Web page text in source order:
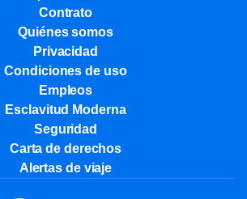
Contrato
Quiénes somos
Privacidad
Condiciones de uso
Empleos
Esclavitud Moderna
Seguridad
Carta de derechos
Alertas de viaje